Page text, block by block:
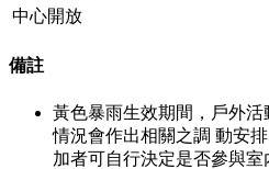
中心開放
備註
黃色暴雨生效期間，戶外
情況會作出相關之調 動安
加者可自行決定是否參與